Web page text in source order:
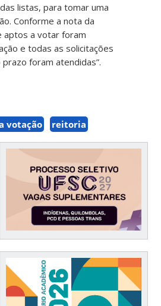
listas, para tomar uma
Conforme a nota da
aptos a votar foram
e todas as solicitações
foram atendidas”.
votação reitoria